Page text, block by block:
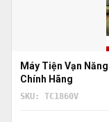
Máy Tiện Vạn
Chính Hãng
SKU: TC1860V